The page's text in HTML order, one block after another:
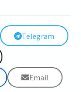
Telegram
Email